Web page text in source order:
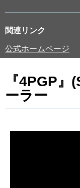
関連リンク
公式ホームページ
『4PGP
ーラー